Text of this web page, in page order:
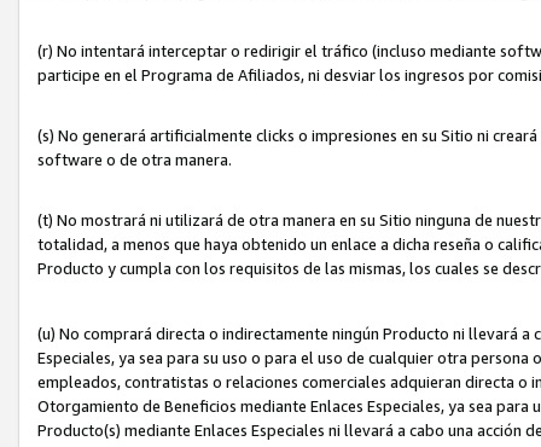
(r) No intentará interceptar o redirigir el tráfico (incluso mediante
participe en el Programa de Afiliados, ni desviar los ingresos por
(s) No generará artificialmente clicks o impresiones en su Sitio ni
software o de otra manera.
(t) No mostrará ni utilizará de otra manera en su Sitio ninguna de
totalidad, a menos que haya obtenido un enlace a dicha reseña o
Producto y cumpla con los requisitos de las mismas, los cuales se
(u) No comprará directa o indirectamente ningún Producto ni llevará a
Especiales, ya sea para su uso o para el uso de cualquier otra
empleados, contratistas o relaciones comerciales adquieran directa o
Otorgamiento de Beneficios mediante Enlaces Especiales, ya sea
Producto(s) mediante Enlaces Especiales ni llevará a cabo una